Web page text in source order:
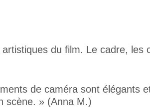
du film. Le cadre, les
de caméra sont élégants
scène. » (Anna M.)